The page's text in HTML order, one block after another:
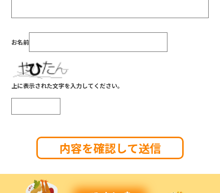
お名前
上に表示された文字を入力してください。